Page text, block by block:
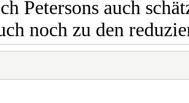
Petersons auch
noch zu den